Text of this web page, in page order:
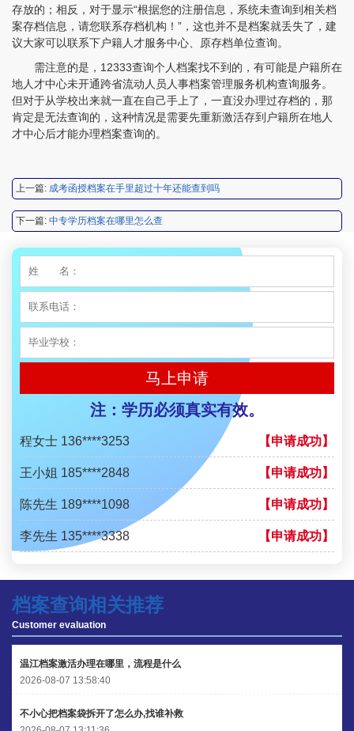
存放的；相反，对于显示“根据您的注册信息，系统未查询到相关档
案存档信息，请您联系存档机构！”，这也并不是档案就丢失了，建
议大家可以联系下户籍人才服务中心、原存档单位查询。
需注意的是，12333查询个人档案找不到的，有可能是户籍所在
地人才中心未开通跨省流动人员人事档案管理服务机构查询服务。
但对于从学校出来就一直在自己手上了，一直没办理过存档的，那
肯定是无法查询的，这种情况是需要先重新激活存到户籍所在地人
才中心后才能办理档案查询的。
上一篇: 成考函授档案在手里超过十年还能查到吗
下一篇: 中专学历档案在哪里怎么查
马上申请
注：学历必须真实有效。
程女士 134****3518 【申请成功】
王小姐 181****2354 【申请成功】
陈先生 158****3306 【申请成功】
程女士 136****3253
王小姐 185****2848
陈先生 189****1098
程女士 134****3518
王小姐 181****2354
李先生 137****1923
程女士 136****3253 【申请成功】
王小姐 185****2848 【申请成功】
陈先生 189****1098 【申请成功】
李先生 135****3338 【申请成功】
王小姐 181****2354
陈先生 158****3306
李先生 137****1923
王小姐 185****2848
档案查询相关推荐
Customer evaluation
温江档案激活办理在哪里，流程是什么
2026-08-07 13:58:40
不小心把档案袋拆开了怎么办,找谁补救